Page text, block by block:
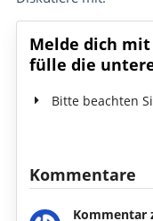
Melde dich
fülle die
Bitte beachten
Kommentare
Kommentar